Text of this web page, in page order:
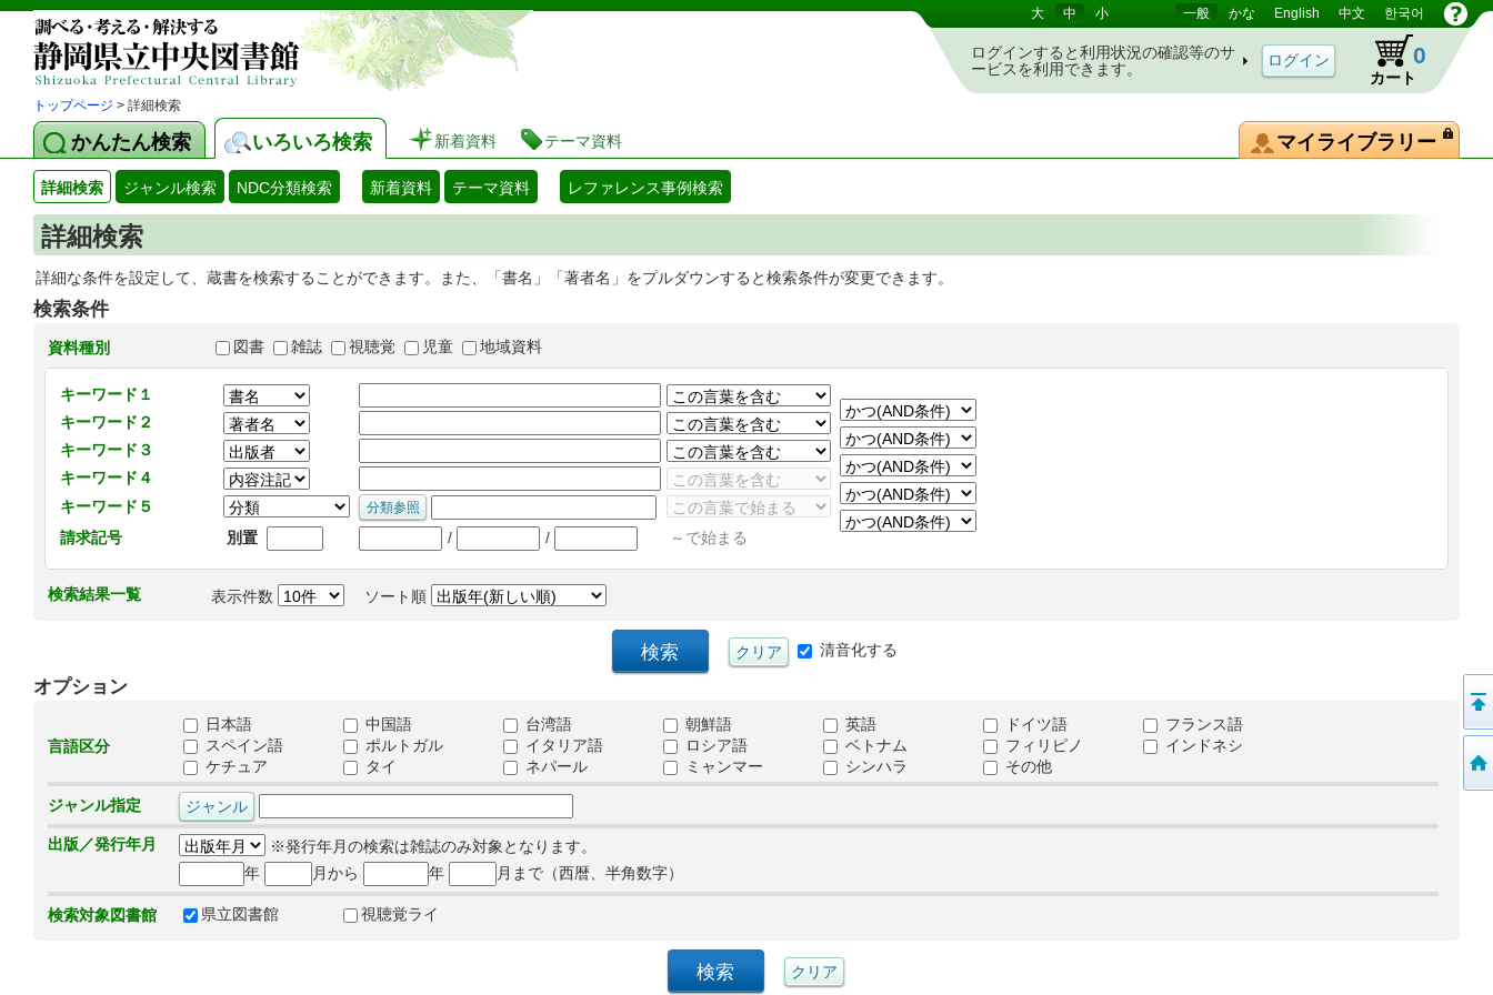
静岡県立図書館 蔵書検索・予約システム 大 中 小 一般 かな English 中文 한국어
ログインすると利用状況の確認等のサ
ービスを利用できます。
カート
0
トップページ > 詳細検索
かんたん検索 いろいろ検索 新着資料 テーマ資料 マイライブラリー
詳細検索 ジャンル検索 NDC分類検索 新着資料 テーマ資料 レファレンス事例検索
詳細検索
詳細な条件を設定して、蔵書を検索することができます。また、「書名」「著者名」をプルダウンすると検索条件が変更できます。
検索条件
資料種別 図書 雑誌 視聴覚 児童 地域資料
キーワード１
キーワード２
キーワード３
キーワード４
キーワード５
請求記号
別置 / / ～で始まる
検索結果一覧 表示件数 ソート順
清音化する
オプション
言語区分
日本語 中国語 台湾語 朝鮮語 英語 ドイツ語
フランス語
スペイン語
ポルトガル イタリア語 ロシア語 ベトナム フィリピノ
インドネシ
ケチュア
タイ ネパール ミャンマー シンハラ その他
ジャンル指定
出版／発行年月
※発行年月の検索は雑誌のみ対象となります。
年
月から 年 月まで（西暦、半角数字）
検索対象図書館 県立図書館 視聴覚ライ